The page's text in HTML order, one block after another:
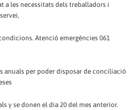
a les necessitats dels treballadors i
Atenció emergències 061
anuals per poder disposar de conciliació
y se donen el dia 20 del mes anterior.